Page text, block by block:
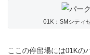
01K：SMシティ
ここの停留場には01Kの